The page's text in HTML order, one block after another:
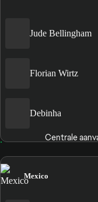
Jude Bellingham
Florian Wirtz
Debinha
Centrale
Mexico